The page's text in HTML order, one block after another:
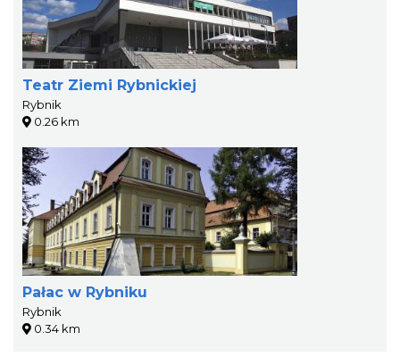
Teatr Ziemi Rybnickiej
Rybnik
0.26 km
Pałac w Rybniku
Rybnik
0.34 km